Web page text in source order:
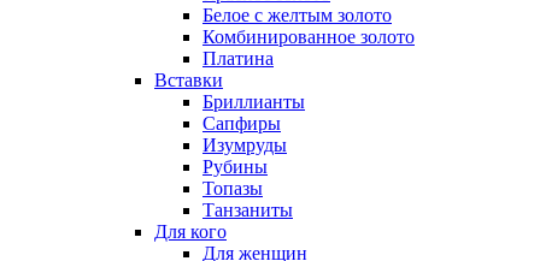
Белое с желтым золото
Комбинированное золото
Платина
Вставки
Бриллианты
Сапфиры
Изумруды
Рубины
Топазы
Танзаниты
Для кого
Для женщин